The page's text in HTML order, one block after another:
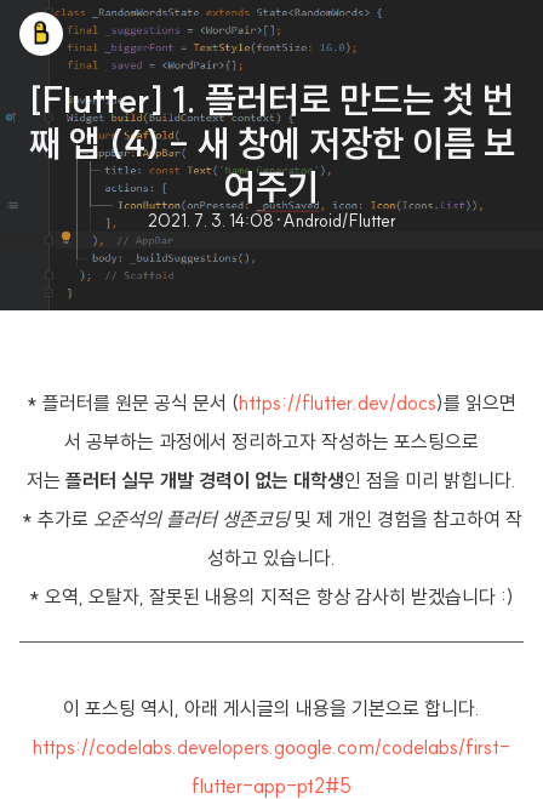
[Flutter] 1. 플러터로 만드는 첫 번
째 앱 (4) - 새 창에 저장한 이름 보
여주기
2021. 7. 3. 14:08 ·Android/Flutter
* 플러터를 원문 공식 문서 (https://flutter.dev/docs)를 읽으면
서 공부하는 과정에서 정리하고자 작성하는 포스팅으로
저는 플러터 실무 개발 경력이 없는 대학생인 점을 미리 밝힙니다.
* 추가로 오준석의 플러터 생존코딩 및 제 개인 경험을 참고하여 작
성하고 있습니다.
* 오역, 오탈자, 잘못된 내용의 지적은 항상 감사히 받겠습니다 :)
이 포스팅 역시, 아래 게시글의 내용을 기본으로 합니다.
https://codelabs.developers.google.com/codelabs/first-
flutter-app-pt2#5